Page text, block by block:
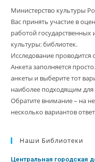
Министерство культуры
Вас принять участие в
работой
культуры: библиотек.
Исследование
Анкета заполняется
анкеты и выберите тот
наиболее подходящим для
Обратите внимание – на
несколько вариантов
Наши Библиотеки
Центральная городская